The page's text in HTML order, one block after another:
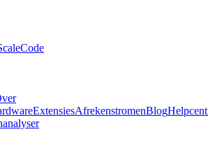
caleCode
ExtensiesAfrekenstromenBlog